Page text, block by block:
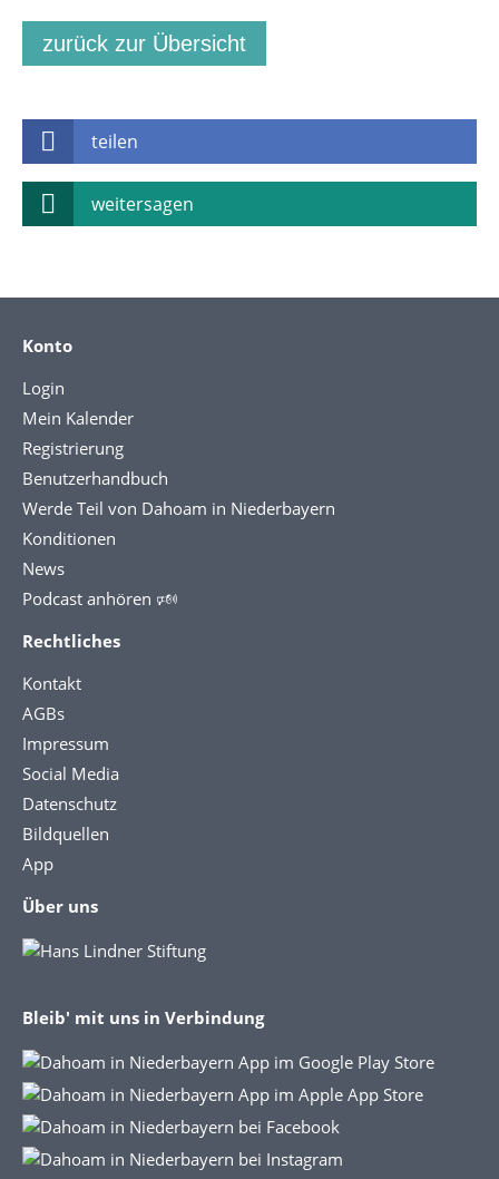
zurück zur Übersicht
teilen
weitersagen
Konto
Login
Mein Kalender
Registrierung
Benutzerhandbuch
Werde Teil von Dahoam in Niederbayern
Konditionen
News
Podcast anhören 🕬
Rechtliches
Kontakt
AGBs
Impressum
Social Media
Datenschutz
Bildquellen
App
Über uns
Bleib' mit uns in Verbindung